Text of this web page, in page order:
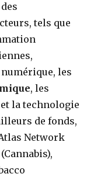
tels que
les
, les
la technologie
de fonds,
Network